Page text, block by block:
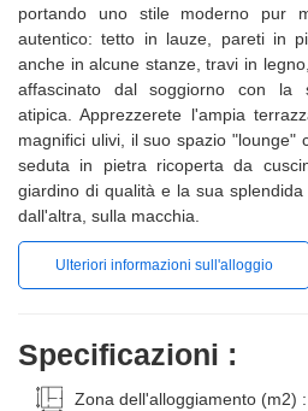
portando uno stile moderno pur
autentico: tetto in lauze, pareti in
anche in alcune stanze, travi in
affascinato dal soggiorno con la
atipica. Apprezzerete l'ampia
magnifici ulivi, il suo spazio "lounge"
seduta in pietra ricoperta da
giardino di qualità e la sua
dall'altra, sulla macchia.
Ulteriori informazioni sull'alloggio
Specificazioni :
Zona dell'alloggiamento (m2)